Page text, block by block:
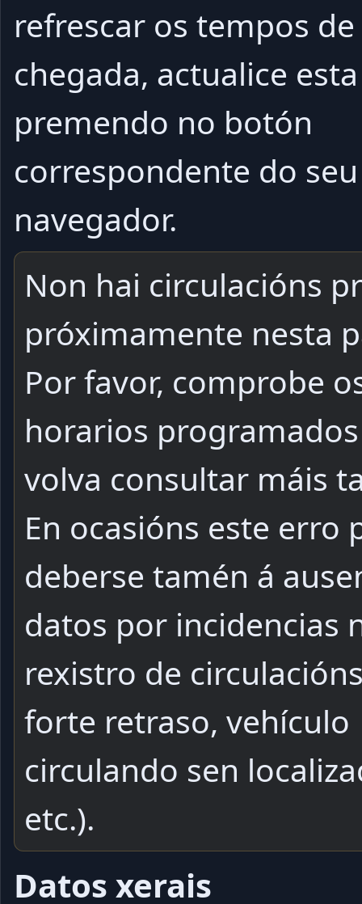
refrescar os tempos de
chegada, actualice
premendo no botón
correspondente do seu
navegador.
Non hai circulacións
próximamente nesta
Por favor, comprobe
horarios
volva consultar máis
En ocasións este erro
deberse tamén á
datos por incidencias
rexistro de
forte retraso, vehículo
circulando sen
etc.).
Datos xerais